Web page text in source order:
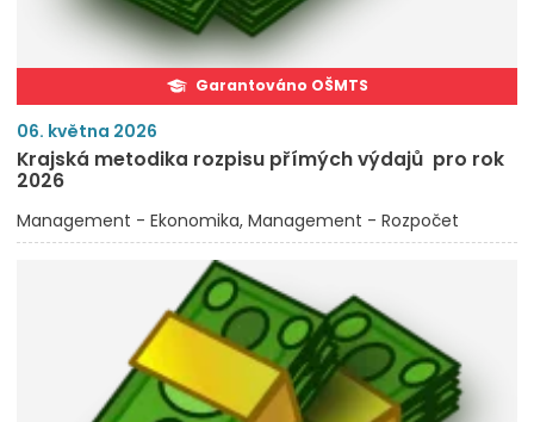
Garantováno OŠMTS
06. května 2026
Krajská metodika rozpisu přímých výdajů pro rok
2026
Management - Ekonomika Management - Rozpočet